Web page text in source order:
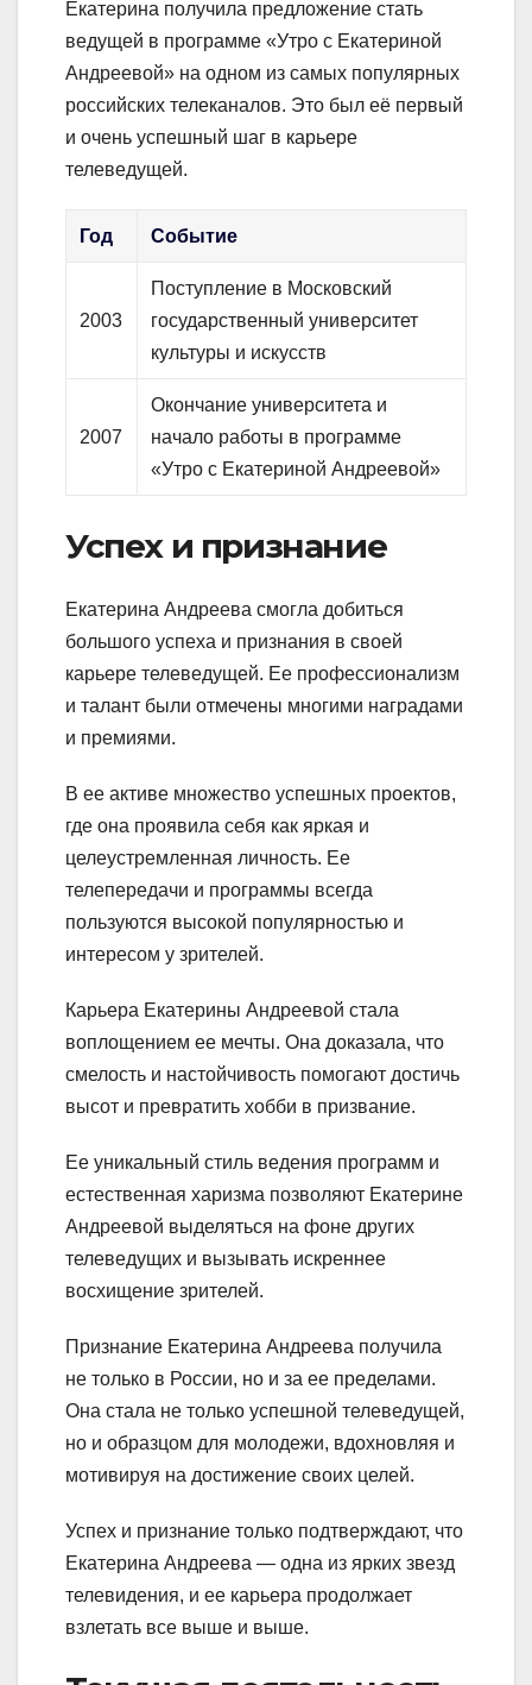
Екатерина получила предложение стать
ведущей в программе «Утро с Екатериной
Андреевой» на одном из самых популярных
российских телеканалов. Это был её первый
и очень успешный шаг в карьере
телеведущей.
Год Событие
2003
Поступление в Московский
государственный университет
культуры и искусств
2007
Окончание университета и
начало работы в программе
«Утро с Екатериной Андреевой»
Успех и признание
Екатерина Андреева смогла добиться
большого успеха и признания в своей
карьере телеведущей. Ее профессионализм
и талант были отмечены многими наградами
и премиями.
В ее активе множество успешных проектов,
где она проявила себя как яркая и
целеустремленная личность. Ее
телепередачи и программы всегда
пользуются высокой популярностью и
интересом у зрителей.
Карьера Екатерины Андреевой стала
воплощением ее мечты. Она доказала, что
смелость и настойчивость помогают достичь
высот и превратить хобби в призвание.
Ее уникальный стиль ведения программ и
естественная харизма позволяют Екатерине
Андреевой выделяться на фоне других
телеведущих и вызывать искреннее
восхищение зрителей.
Признание Екатерина Андреева получила
не только в России, но и за ее пределами.
Она стала не только успешной телеведущей,
но и образцом для молодежи, вдохновляя и
мотивируя на достижение своих целей.
Успех и признание только подтверждают, что
Екатерина Андреева — одна из ярких звезд
телевидения, и ее карьера продолжает
взлетать все выше и выше.